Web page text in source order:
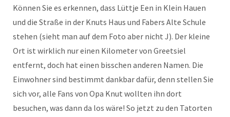
Können Sie es erkennen, dass Lüttje Een in Klein Hauen
und die Straße in der Knuts Haus und Fabers Alte Schule
stehen (sieht man auf dem Foto aber nicht J). Der kleine
Ort ist wirklich nur einen Kilometer von Greetsiel
entfernt, doch hat einen bisschen anderen Namen. Die
Einwohner sind bestimmt dankbar dafür, denn stellen Sie
sich vor, alle Fans von Opa Knut wollten ihn dort
besuchen, was dann da los wäre! So jetzt zu den Tatorten